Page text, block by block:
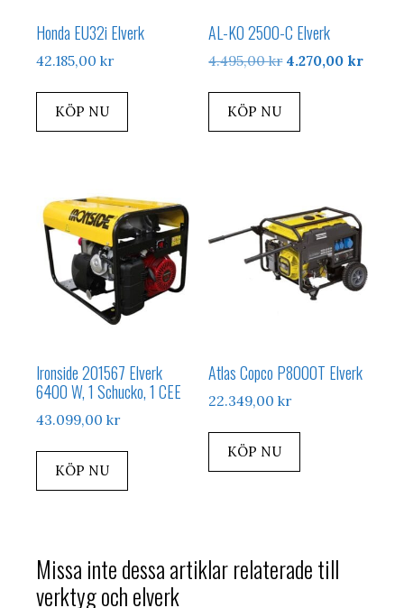
Honda EU32i Elverk
42.185,00 kr
KÖP NU
AL-KO 2500-C Elverk
4.495,00kr Det
4.270,00 krDet
KÖP NU
Ironside 201567 Elverk
6400 W, 1 Schucko, 1 CEE
43.099,00 kr
KÖP NU
Atlas Copco P8000T Elverk
22.349,00kr
KÖP NU
Missa inte dessa artiklar relaterade till
verktyg och elverk